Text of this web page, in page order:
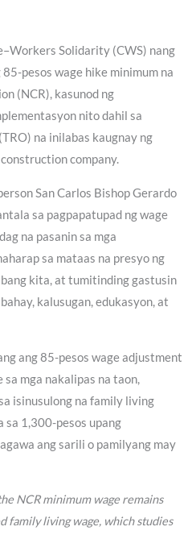
Solidarity (CWS) nang
pesos wage hike minimum na
(NCR), kasunod ng
nito dahil sa
na inilabas kaugnay ng
company.
San Carlos Bishop Gerardo
sa pagpapatupad ng wage
na pasanin sa mga
sa mataas na presyo ng
kita, at tumitinding gastusin
kalusugan, edukasyon, at
ang 85-pesos wage adjustment
mga nakalipas na taon,
isinusulong na family living
sa 1,300-pesos upang
ang sarili o pamilyang may
NCR minimum wage remains
family living wage, which studies